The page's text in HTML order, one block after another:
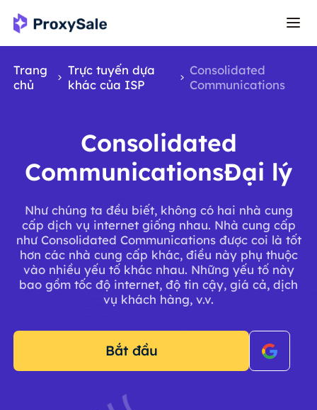
Trang
chủ
Trực tuyến dựa
khác của ISP
Consolidated
Communications
Consolidated
CommunicationsĐại lý
Như chúng ta đều biết, không có hai nhà cung
cấp dịch vụ internet giống nhau. Nhà cung cấp
như Consolidated Communications được coi là tốt
hơn các nhà cung cấp khác, điều này phụ thuộc
vào nhiều yếu tố khác nhau. Những yếu tố này
bao gồm tốc độ internet, độ tin cậy, giá cả, dịch
vụ khách hàng, v.v.
Bắt đầu